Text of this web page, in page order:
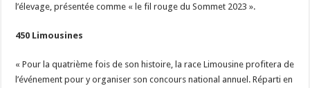
l’élevage, présentée comme « le fil rouge du Sommet 2023 ».
450 Limousines
« Pour la quatrième fois de son histoire, la race Limousine profitera de
l’événement pour y organiser son concours national annuel. Réparti en